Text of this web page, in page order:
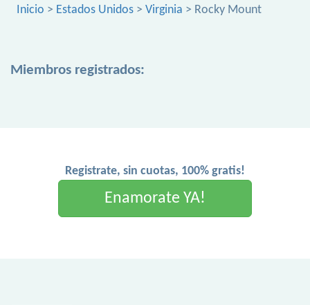
Inicio > Estados Unidos > Virginia > Rocky Mount
Miembros registrados:
Registrate, sin cuotas, 100% gratis!
Enamorate YA!